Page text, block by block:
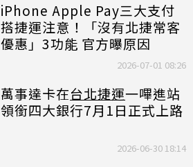
iPhone Apple Pay三大支付
搭捷運注意！「沒有北捷常客
優惠」3功能 官方曝原因
2026-07-01 08:26
萬事達卡在台北捷運一嗶進站
領銜四大銀行7月1日正式上路
2026-06-30 18:14